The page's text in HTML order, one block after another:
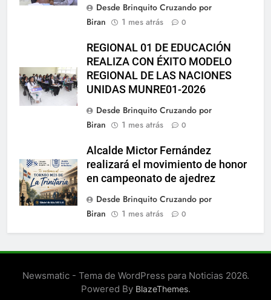
Desde Brinquito Cruzando por
Biran
1 mes atrás 0
REGIONAL 01 DE EDUCACIÓN
REALIZA CON ÉXITO MODELO
REGIONAL DE LAS NACIONES
UNIDAS MUNRE01-2026
Desde Brinquito Cruzando por
Biran
1 mes atrás 0
Alcalde Mictor Fernández
realizará el movimiento de honor
en campeonato de ajedrez
Desde Brinquito Cruzando por
Biran
1 mes atrás 0
Newsmatic - Tema de WordPress para Noticias 2026.
Powered By BlazeThemes.